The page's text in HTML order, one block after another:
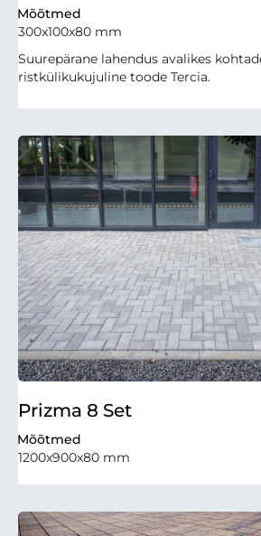
Mõõtmed
300x100x80 mm
Suurepärane lahendus avalikes
ristkülikukujuline toode Tercia.
Prizma 8 Set
Mõõtmed
1200x900x80 mm